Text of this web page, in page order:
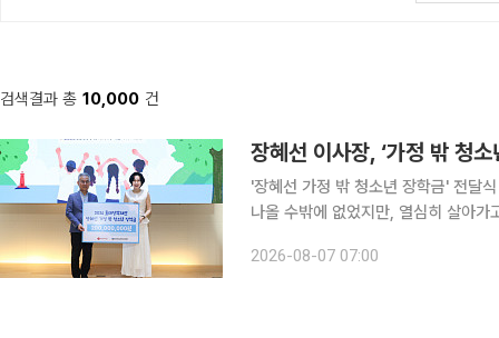
검색결과 총 10,000 건
'장혜선 가정 밖 청소년 장학금' 전달식
나올 수밖에 없었지만, 열심히 살아
울 중구 페럼타워 페럼홀에서 열린
2026-08-07 07:00